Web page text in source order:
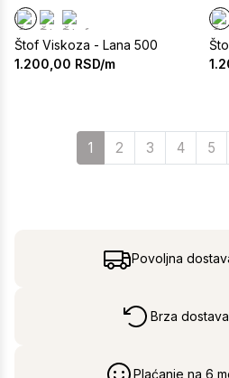
Štof Viskoza - Lana 500
1.200,00 RSD/m
1 2 3 4 5
Povoljna
Brza
Plaćanje na 6